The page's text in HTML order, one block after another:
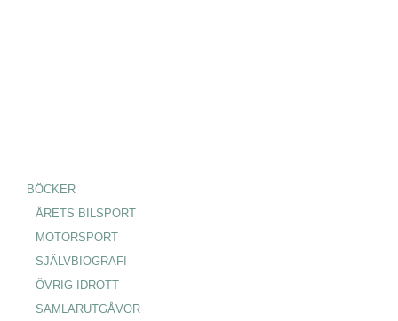
BÖCKER
ÅRETS BILSPORT
MOTORSPORT
SJÄLVBIOGRAFI
ÖVRIG IDROTT
SAMLARUTGÅVOR